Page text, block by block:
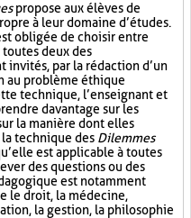
propose aux élèves de
à leur domaine d’études.
obligée de choisir entre
deux des
invités, par la rédaction d’un
au problème éthique
technique, l’enseignant et
davantage sur les
la manière dont elles
technique des Dilemmes
est applicable à toutes
des questions ou des
est notamment
le droit, la médecine,
la gestion, la philosophie